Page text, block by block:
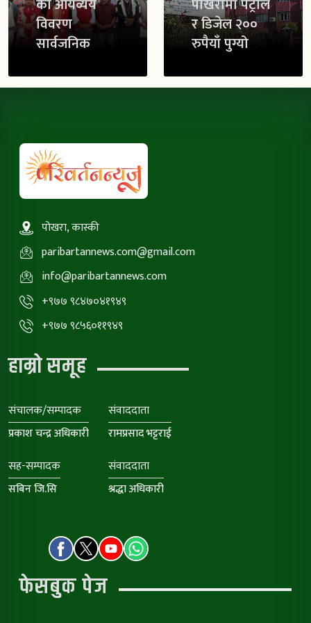
को आयव्यय
विवरण
सार्वजनिक
पोखरामा पेट्रोल
र डिजेल २००
रुपैयाँ पुग्यो
पोखरा, कास्की
paribartannews.com@gmail.com
info@paribartannews.com
+९७७ ९८४७०४१९४९
+९७७ ९८५६०११९४९
हाम्रो समूह
संचालक/सम्पादक
प्रकाश चन्द्र अधिकारी
संवाददाता
रामप्रसाद भट्टराई
सह-सम्पादक
सबिन जि.सि
संवाददाता
श्रद्धा अधिकारी
फेसबुक पेज